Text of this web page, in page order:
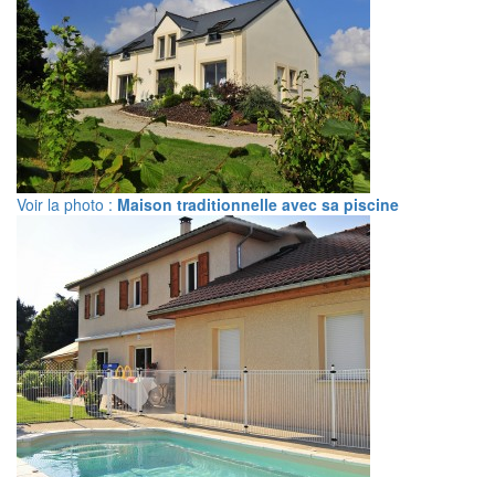
Voir la photo : Maison traditionnelle avec sa piscine